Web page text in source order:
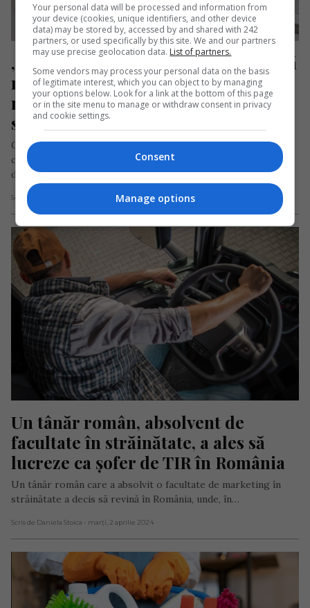
„Degeaba mai vii aici, pentru că o să
mori oricum”. Dramatica poveste a
româncei care a părăsit România
scârbită de sistemul medical
O tânără absolventă a Facultății de Agronomie din Timișoara,
care a fost șefă de promoție, a povestit despre experiențele
dramatice…
Scris de Mihai Diaconu - marți, 9 iulie 2024
Un tânăr român, absolvent de
facultate în străinătate, a ales să
lucreze ca șofer de TIR în România
Un tânăr român care a absolvit o facultate de marketing în
străinătate a decis să revină în România, unde, în…
Scris de Daniela Stoica - marți, 2 aprilie 2024
Your personal data will be processed and information from
your device (cookies, unique identifiers, and other device
data) may be stored by, accessed by and shared with 242
partners, or used specifically by this site. We and our partners
may use precise geolocation data. List of partners.
Some vendors may process your personal data on the basis
of legitimate interest, which you can object to by managing
your options below. Look for a link at the bottom of this page
or in the site menu to manage or withdraw consent in privacy
and cookie settings.
Consent
Manage options